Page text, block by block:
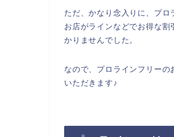
ただ、かなり念入りに、プ
お店がラインなどでお得な
かりませんでした。
なので、プロラインフリー
いただきます♪